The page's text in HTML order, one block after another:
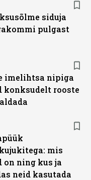
siduja
pulgast
imelihtsa nipiga
konksudelt rooste
mis
on ning kus ja
neid kasutada